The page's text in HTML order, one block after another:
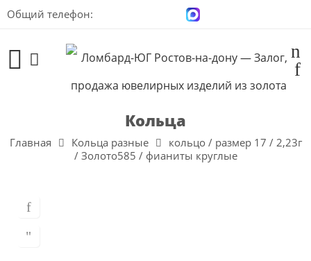
Общий телефон:
Кольца
Главная Кольца разные
кольцо / размер 17 / 2,23г
/ Золото585 / фианиты круглые